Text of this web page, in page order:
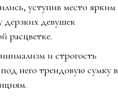
уступив место ярким
дерзких девушек
расцветке.
и строгость
него трендовую сумку в